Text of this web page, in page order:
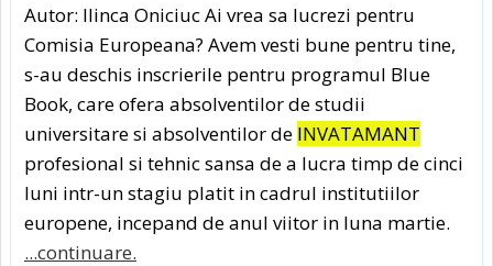
Autor: Ilinca Oniciuc Ai vrea sa lucrezi pentru
Comisia Europeana? Avem vesti bune pentru tine,
s-au deschis inscrierile pentru programul Blue
Book, care ofera absolventilor de studii
universitare si absolventilor de INVATAMANT
profesional si tehnic sansa de a lucra timp de cinci
luni intr-un stagiu platit in cadrul institutiilor
europene, incepand de anul viitor in luna martie.
...continuare.